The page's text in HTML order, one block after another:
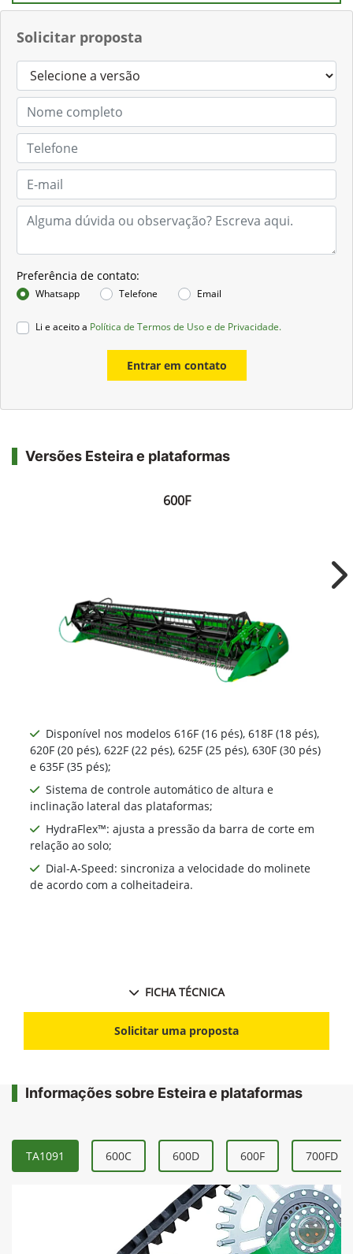
Solicitar proposta
Preferência de contato:
Whatsapp Telefone Email
Li e aceito a Política de Termos de Uso e de Privacidade.
Entrar em contato
Versões Esteira e plataformas
600F
Disponível nos modelos 616F (16 pés), 618F (18 pés),
620F (20 pés), 622F (22 pés), 625F (25 pés), 630F (30 pés)
e 635F (35 pés);
Sistema de controle automático de altura e
inclinação lateral das plataformas;
HydraFlex™: ajusta a pressão da barra de corte em
relação ao solo;
Dial-A-Speed: sincroniza a velocidade do molinete
de acordo com a colheitadeira.
FICHA TÉCNICA
Solicitar uma proposta
Informações sobre Esteira e plataformas
TA1091 600C 600D 600F 700FD